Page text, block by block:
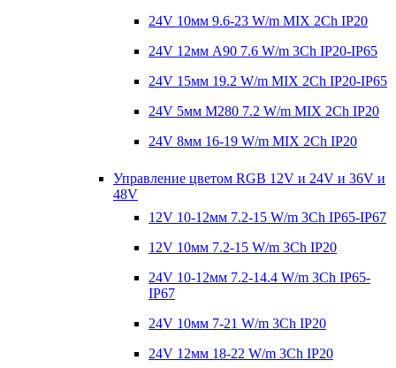
24V 10мм 9.6-23 W/m MIX 2Ch IP20
24V 12мм A90 7.6 W/m 3Ch IP20-IP65
24V 15мм 19.2 W/m MIX 2Ch IP20-IP65
24V 5мм M280 7.2 W/m MIX 2Ch IP20
24V 8мм 16-19 W/m MIX 2Ch IP20
Управление цветом RGB 12V и 24V и 36V и
48V
12V 10-12мм 7.2-15 W/m 3Ch IP65-IP67
12V 10мм 7.2-15 W/m 3Ch IP20
24V 10-12мм 7.2-14.4 W/m 3Ch IP65-
IP67
24V 10мм 7-21 W/m 3Ch IP20
24V 12мм 18-22 W/m 3Ch IP20